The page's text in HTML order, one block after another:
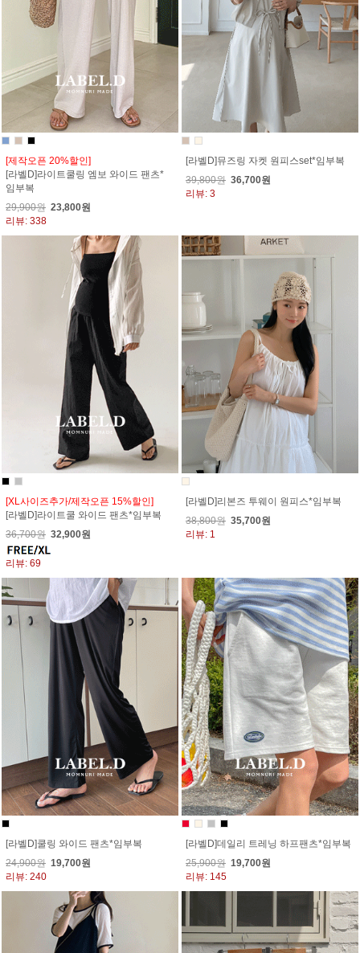
[제작오픈 20%할인]
[라벨D]라이트쿨링 엠보 와이드 팬츠*
임부복
29,900원 23,800원
리뷰: 338
[라벨D]뮤즈링 자켓 원피스set*임부복
39,800원 36,700원
리뷰: 3
[XL사이즈추가/제작오픈 15%할인]
[라벨D]라이트쿨 와이드 팬츠*임부복
36,700원 32,900원
리뷰: 69
[라벨D]리본즈 투웨이 원피스*임부복
38,800원 35,700원
리뷰: 1
[라벨D]쿨링 와이드 팬츠*임부복
24,900원 19,700원
리뷰: 240
[라벨D]데일리 트레닝 하프팬츠*임부복
25,900원 19,700원
리뷰: 145